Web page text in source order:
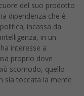
del suo prodotto
dipendenza che è
incassa da
in un
interesse a
proprio dove
scomodo, quello
sia toccata la mente